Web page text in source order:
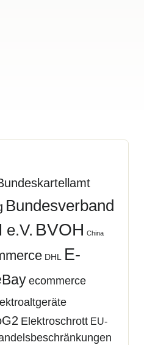
Bundesverband
e.V. BVOH China
DHL
E-
ecommerce
Elektroschrott EU-